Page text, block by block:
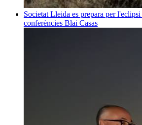
Societat Lleida es prepara per
conferències Blai Casas